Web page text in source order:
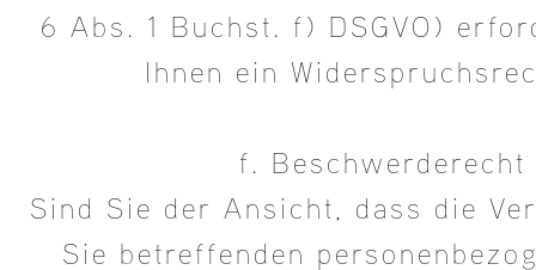
6 Abs. 1 Buchst. f) DSGVO)
Ihnen ein
f. Beschwerderecht
Sind Sie der Ansicht, dass die
Sie betreffenden